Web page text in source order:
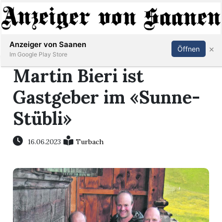
Events
Abonnieren Anmelden
Martin Bieri ist
Gastgeber im «Sunne-
Stübli»
16.06.2023 Turbach
Anzeiger von Saanen
Im Google Play Store
Öffnen ×